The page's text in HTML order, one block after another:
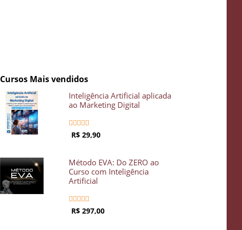
Cursos Mais vendidos
Inteligência Artificial aplicada
ao Marketing Digital
    
R$ 29,90
Método EVA: Do ZERO ao
Curso com Inteligência
Artificial
    
R$ 297,00